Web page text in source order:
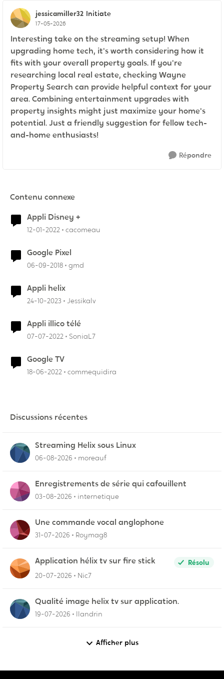
jessicamiller32 Initiate
17-05-2026
Interesting take on the streaming setup! When
upgrading home tech, it's worth considering how it
fits with your overall property goals. If you're
researching local real estate, checking Wayne
Property Search can provide helpful context for your
area. Combining entertainment upgrades with
property insights might just maximize your home's
potential. Just a friendly suggestion for fellow tech-
and-home enthusiasts!
Répondre
Contenu connexe
Appli Disney +
12-01-2022 cacomeau
Google Pixel
06-09-2018 gmd
Appli helix
24-10-2023 Jessikalv
Appli illico télé
07-07-2022 SoniaL7
Google TV
18-06-2022 commequidira
Discussions récentes
Streaming Helix sous Linux
06-08-2026 moreauf
Enregistrements de série qui cafouillent
03-08-2026 internetique
Une commande vocal anglophone
31-07-2026 Roymag8
Application hélix tv sur fire stick
Résolu
20-07-2026
Nic7
Qualité image helix tv sur application.
19-07-2026 llandrin
Afficher plus